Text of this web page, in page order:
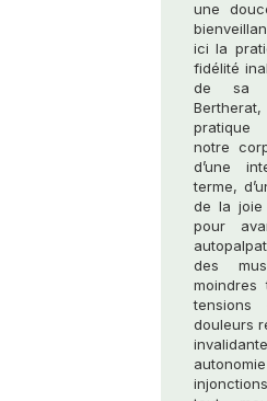
une
ici la
fidélité
de sa
pratique
notre
d’une
terme,
de la joie
pour
des
moindres
tensions
douleurs